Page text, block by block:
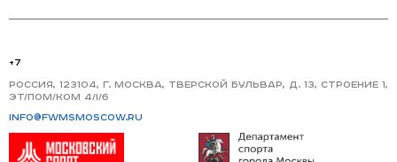
+7
Россия, 123104, г. Москва, Тверской бульвар, д. 13, строение 1,
эт/пом/ком 4/I/6
info@fwmsmoscow.ru